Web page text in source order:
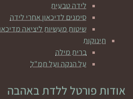
לידה טבעית
סימנים לדיכאון אחרי לידה
שיטות מעשיות ליציאה
תינוקות
ברית מילה
על הנקה ועל תמ"ל
אודות פורטל ללדת באהבה